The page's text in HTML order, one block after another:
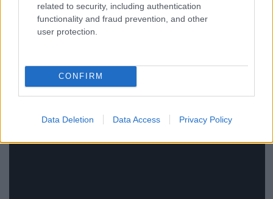
related to security, including authentication
functionality and fraud prevention, and other
user protection.
CONFIRM
Data Deletion Data Access Privacy Policy
dvdnews•2022. július 23.
Tervezett bemutató (USA): 2023. március 24.